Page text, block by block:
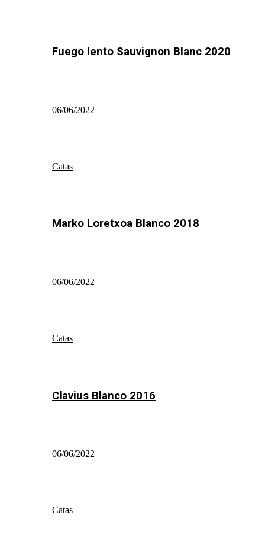
Fuego lento Sauvignon Blanc 2020
06/06/2022
Catas
Marko Loretxoa Blanco 2018
06/06/2022
Catas
Clavius Blanco 2016
06/06/2022
Catas